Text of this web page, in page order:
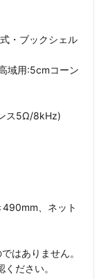
・ブックシェル
域用:5cmコーン
ス5Ω/8kHz)
、ネット
はありません。
ださい。